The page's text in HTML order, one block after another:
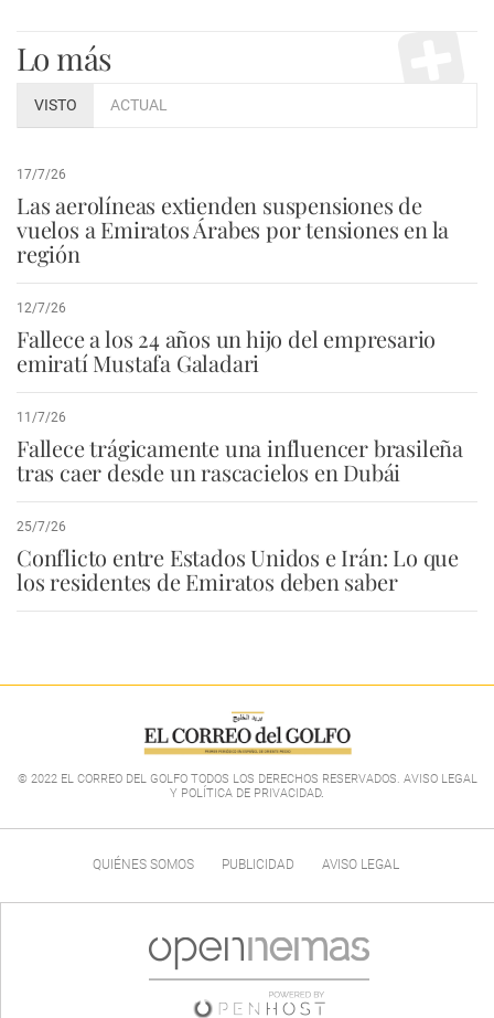
Lo más
VISTO ACTUAL
17/7/26
Las aerolíneas extienden suspensiones de
vuelos a Emiratos Árabes por tensiones en la
región
12/7/26
Fallece a los 24 años un hijo del empresario
emiratí Mustafa Galadari
11/7/26
Fallece trágicamente una influencer brasileña
tras caer desde un rascacielos en Dubái
25/7/26
Conflicto entre Estados Unidos e Irán: Lo que
los residentes de Emiratos deben saber
© 2022 EL CORREO DEL GOLFO TODOS LOS DERECHOS RESERVADOS. AVISO LEGAL
Y POLÍTICA DE PRIVACIDAD.
QUIÉNES SOMOS PUBLICIDAD AVISO LEGAL